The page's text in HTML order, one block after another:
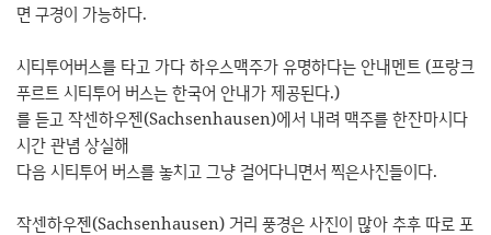
면 구경이 가능하다.
시티투어버스를 타고 가다 하우스맥주가 유명하다는 안내멘트 (프랑크
푸르트 시티투어 버스는 한국어 안내가 제공된다.)
를 듣고 작센하우젠(Sachsenhausen)에서 내려 맥주를 한잔마시다
시간 관념 상실해
다음 시티투어 버스를 놓치고 그냥 걸어다니면서 찍은사진들이다.
작센하우젠(Sachsenhausen) 거리 풍경은 사진이 많아 추후 따로 포